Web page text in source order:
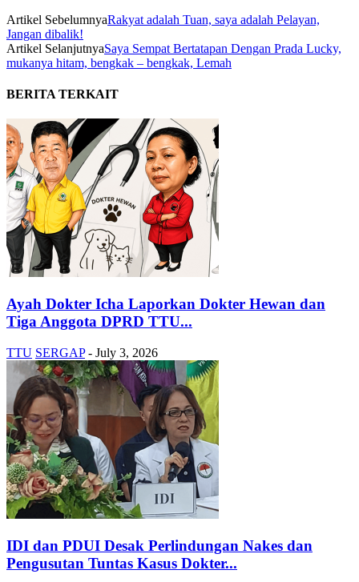
Artikel SebelumnyaRakyat adalah Tuan, saya adalah Pelayan,
Jangan dibalik!
Artikel SelanjutnyaSaya Sempat Bertatapan Dengan Prada Lucky,
mukanya hitam, bengkak – bengkak, Lemah
BERITA TERKAIT
Ayah Dokter Icha Laporkan Dokter Hewan dan
Tiga Anggota DPRD TTU...
TTU SERGAP - July 3, 2026
IDI dan PDUI Desak Perlindungan Nakes dan
Pengusutan Tuntas Kasus Dokter...